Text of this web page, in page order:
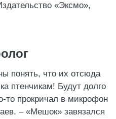
«Эксмо»,
понять, что их отсюда
птенчикам! Будут долго
то прокричал в микрофон
– «Мешок» завязался